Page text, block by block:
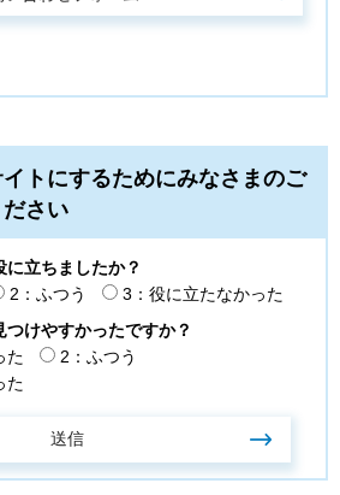
トにするためにみなさまのご
さい
立ちましたか？
2：ふつう
3：役に立たなかった
けやすかったですか？
た
2：ふつう
た